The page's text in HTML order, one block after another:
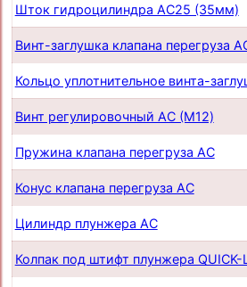
Шток гидроцилиндра AC25 (35мм)
Винт-заглушка клапана перегруза
Кольцо уплотнительное винта-
Винт регулировочный AC (М12)
Пружина клапана перегруза AC
Конус клапана перегруза AC
Цилиндр плунжера AC
Колпак под штифт плунжера QUICK-